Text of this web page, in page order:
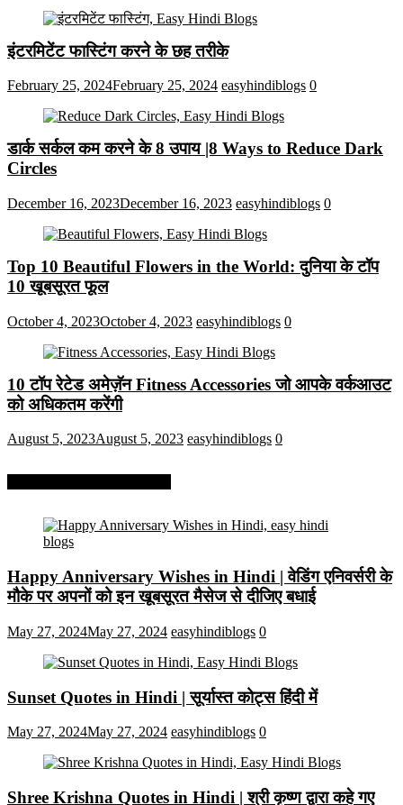
इंटरमिटेंट फास्टिंग करने के छह तरीके
February 25, 2024February 25, 2024 easyhindiblogs 0
डार्क सर्कल कम करने के 8 उपाय |8 Ways to Reduce Dark
Circles
December 16, 2023December 16, 2023 easyhindiblogs 0
Top 10 Beautiful Flowers in the World: दुनिया के टॉप
10 खूबसूरत फूल
October 4, 2023October 4, 2023 easyhindiblogs 0
10 टॉप रेटेड अमेज़ॅन Fitness Accessories जो आपके वर्कआउट
को अधिकतम करेंगी
August 5, 2023August 5, 2023 easyhindiblogs 0
Happy Anniversary Wishes in Hindi | वेडिंग एनिवर्सरी के
मौके पर अपनों को इन खूबसूरत मैसेज से दीजिए बधाई
May 27, 2024May 27, 2024 easyhindiblogs 0
Sunset Quotes in Hindi | सूर्यास्त कोट्स हिंदी में
May 27, 2024May 27, 2024 easyhindiblogs 0
Shree Krishna Quotes in Hindi | श्री कृष्ण द्वारा कहे गए